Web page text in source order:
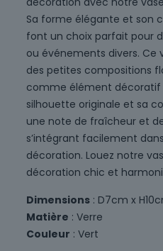
Sa forme élégante et son
font un choix parfait pour
ou événements divers. Ce
des petites compositions
comme élément décoratif
silhouette originale et sa
une note de fraîcheur et
s’intégrant facilement
décoration. Louez notre
décoration chic et
Dimensions: D7cm x
Matière : Verre
Couleur : Vert